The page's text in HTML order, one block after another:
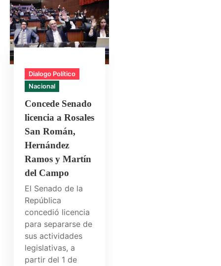
Dialogo Político
Nacional
Concede Senado
licencia a Rosales
San Román,
Hernández
Ramos y Martín
del Campo
El Senado de la
República
concedió licencia
para separarse de
sus actividades
legislativas, a
partir del 1 de